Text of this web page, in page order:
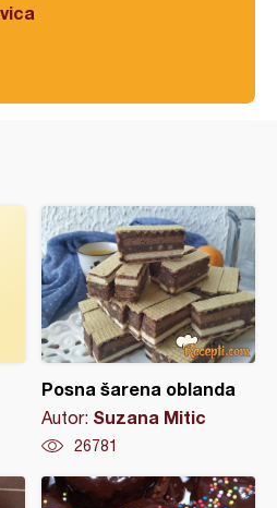
Posna šarena oblanda
Autor: Suzana Mitic
26781